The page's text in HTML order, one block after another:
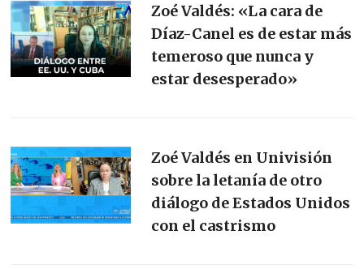
Zoé Valdés: «La cara de
Díaz-Canel es de estar más
temeroso que nunca y
estar desesperado»
Zoé Valdés en Univisión
sobre la letanía de otro
diálogo de Estados Unidos
con el castrismo